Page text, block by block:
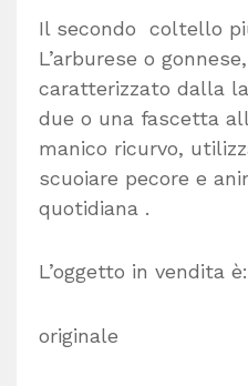
Il secondo coltello
L’arburese o
caratterizzato dalla
due o una fascetta
manico ricurvo,
scuoiare pecore e
quotidiana .
L’oggetto in vendita è:
originale